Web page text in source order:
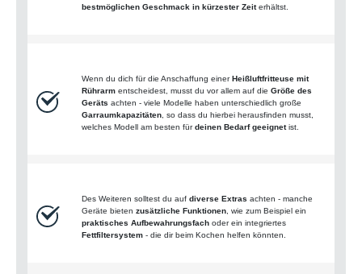
bestmöglichen Geschmack in kürzester Zeiterhältst.
Wenn du dich für die Anschaffung einerHeißluftfritteuse mit
Rührarm entscheidest, musst du vor allem auf dieGröße des
Geräts achten - viele Modelle haben unterschiedlich große
Garraumkapazitäten , so dass du hierbei herausfinden musst,
welches Modell am besten fürdeinen Bedarf geeignetist.
Des Weiteren solltest du aufdiverse Extras achten - manche
Geräte bietenzusätzliche Funktionen , wie zum Beispiel ein
praktisches Aufbewahrungsfach oder ein integriertes
Fettfiltersystem - die dir beim Kochen helfen könnten.